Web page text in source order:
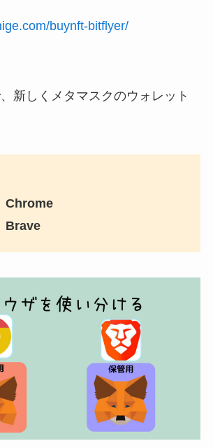
buynft-bitflyer/
新しくメタマスクのウォレット
Chrome
Brave